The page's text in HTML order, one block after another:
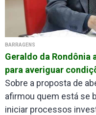
BARRAGENS
Geraldo da Rondônia
para averiguar
Sobre a proposta de
afirmou quem está se
iniciar processos